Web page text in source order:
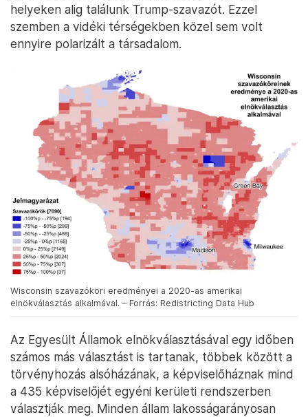
helyeken alig találunk Trump-szavazót. Ezzel
szemben a vidéki térségekben közel sem volt
ennyire polarizált a társadalom.
Wisconsin szavazóköri eredményei a 2020-as amerikai
elnökválasztás alkalmával. – Forrás: Redistricting Data Hub
Az Egyesült Államok elnökválasztásával egy időben
számos más választást is tartanak, többek között a
törvényhozás alsóházának, a képviselőháznak mind
a 435 képviselőjét egyéni kerületi rendszerben
választják meg. Minden állam lakosságarányosan